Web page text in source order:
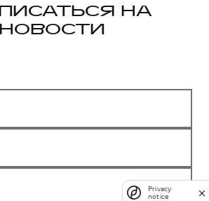
НА
НОВОСТИ
Privacy
notice